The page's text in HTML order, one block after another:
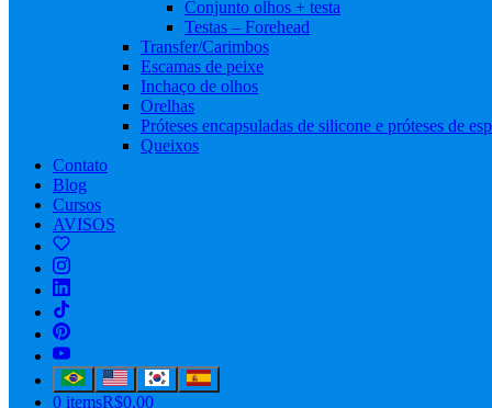
Conjunto olhos + testa
Testas – Forehead
Transfer/Carimbos
Escamas de peixe
Inchaço de olhos
Orelhas
Próteses encapsuladas de silicone e próteses de
Queixos
Contato
Blog
Cursos
AVISOS
0 itemsR$0,00